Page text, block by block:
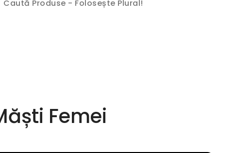
Femei